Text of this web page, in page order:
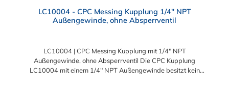
LC10004 - CPC Messing Kupplung 1/4" NPT
Außengewinde, ohne Absperrventil
LC10004 | CPC Messing Kupplung mit 1/4" NPT
Außengewinde, ohne Absperrventil Die CPC Kupplung
LC10004 mit einem 1/4" NPT Außengewinde besitzt kein